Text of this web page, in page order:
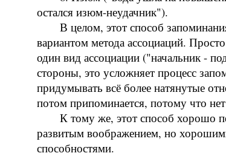
остался изюм-неудачник").
В целом, этот способ
вариантом метода ассоциаций.
один вид ассоциации ("начальник -
стороны, это усложняет процесс
придумывать всё более натянутые
потом припоминается, потому что
К тому же, этот способ хорошо
развитым воображением, но
способностями.